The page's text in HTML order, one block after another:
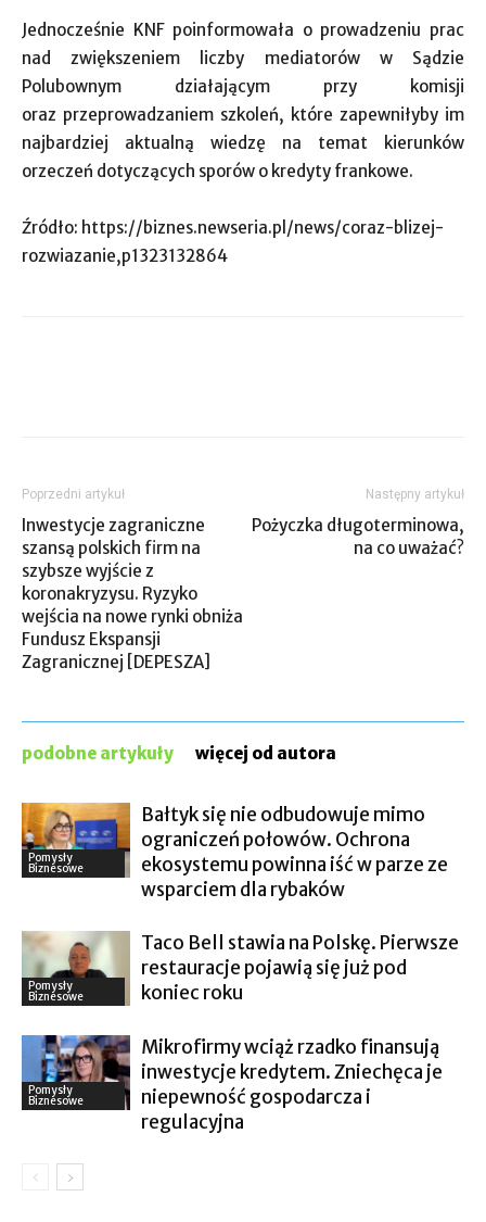
Jednocześnie KNF poinformowała o prowadzeniu prac
nad zwiększeniem liczby mediatorów w Sądzie
Polubownym działającym przy komisji
oraz przeprowadzaniem szkoleń, które zapewniłyby im
najbardziej aktualną wiedzę na temat kierunków
orzeczeń dotyczących sporów o kredyty frankowe.
Źródło: https://biznes.newseria.pl/news/coraz-blizej-
rozwiazanie,p1323132864
Poprzedni artykuł
Inwestycje zagraniczne
szansą polskich firm na
szybsze wyjście z
koronakryzysu. Ryzyko
wejścia na nowe rynki obniża
Fundusz Ekspansji
Zagranicznej [DEPESZA]
Następny artykuł
Pożyczka długoterminowa,
na co uważać?
podobne artykuły więcej od autora
Pomysły
Biznesowe
Bałtyk się nie odbudowuje mimo
ograniczeń połowów. Ochrona
ekosystemu powinna iść w parze ze
wsparciem dla rybaków
Pomysły
Biznesowe
Taco Bell stawia na Polskę. Pierwsze
restauracje pojawią się już pod
koniec roku
Pomysły
Biznesowe
Mikrofirmy wciąż rzadko finansują
inwestycje kredytem. Zniechęca je
niepewność gospodarcza i
regulacyjna